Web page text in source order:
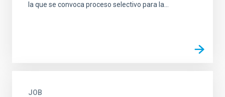
la que se convoca proceso selectivo para la...
JOB